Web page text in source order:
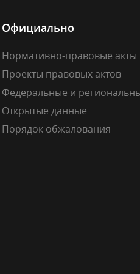
Официально
Нормативно-правовые акты
Проекты правовых актов
Федеральные и
Открытые данные
Порядок обжалования